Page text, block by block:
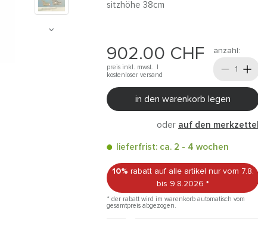
sitzhöhe 38cm
902.00 CHF
preis inkl. mwst. |
kostenloser versand
anzahl:
in den warenkorb legen
oder auf den merkzettel
lieferfrist: ca. 2 - 4 wochen
10% rabatt auf alle artikel nur vom 7.8.
bis 9.8.2026 *
* der rabatt wird im warenkorb automatisch vom
gesamtpreis abgezogen.